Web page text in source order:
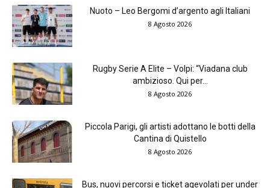
Nuoto – Leo Bergomi d’argento agli Italiani
8 Agosto 2026
Rugby Serie A Elite – Volpi: “Viadana club
ambizioso. Qui per...
8 Agosto 2026
Piccola Parigi, gli artisti adottano le botti della
Cantina di Quistello
8 Agosto 2026
Bus, nuovi percorsi e ticket agevolati per under